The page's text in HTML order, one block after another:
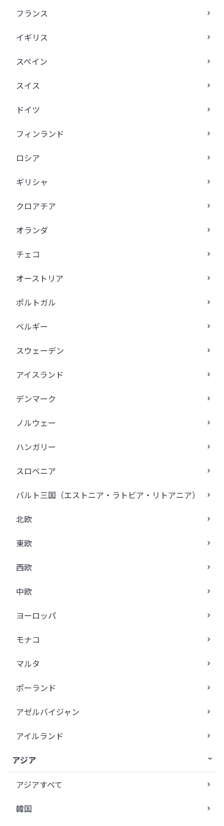
フランス
イギリス
スペイン
スイス
ドイツ
フィンランド
ロシア
ギリシャ
クロアチア
オランダ
チェコ
オーストリア
ポルトガル
ベルギー
スウェーデン
アイスランド
デンマーク
ノルウェー
ハンガリー
スロベニア
バルト三国（エストニア・ラトビア・リトアニア）
北欧
東欧
西欧
中欧
ヨーロッパ
モナコ
マルタ
ポーランド
アゼルバイジャン
アイルランド
アジア
アジアすべて
韓国